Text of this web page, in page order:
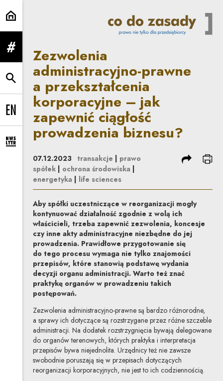
Zezwolenia administracyjno-
rozwiń menu
rozwiń wyszukiwarkę
Change language to EN
rozwiń formularz zapisu na newsletter
Zezwolenia
administracyjno-prawne
a przekształcenia
korporacyjne – jak
zapewnić ciągłość
prowadzenia biznesu?
07.12.2023 transakcje
prawo
spółek| ochrona środowiska
energetyka
life sciences
podziel się
Aby spółki uczestniczące w reorganizacji mogły
kontynuować działalność zgodnie z wolą ich
właścicieli, trzeba zapewnić zezwolenia, koncesje
czy inne akty administracyjne niezbędne do jej
prowadzenia. Prawidłowe przygotowanie się
do tego procesu wymaga nie tylko znajomości
przepisów, które stanowią podstawę wydania
decyzji organu administracji. Warto też znać
praktykę organów w prowadzeniu takich
postępowań.
Zezwolenia administracyjno-prawne są bardzo różnorodne,
a sprawy ich dotyczące są rozstrzygane przez różne szczeble
administracji. Na dodatek rozstrzygnięcia bywają delegowane
do organów terenowych, których praktyka i interpretacja
przepisów bywa niejednolita. Urzędnicy też nie zawsze
swobodnie poruszają się w przepisach dotyczących
reorganizacji korporacyjnych, nie jest to ich codziennością.